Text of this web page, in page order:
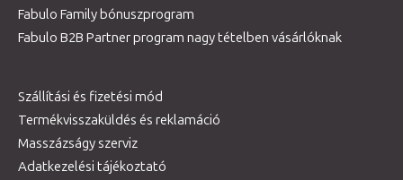
Fabulo Family bónuszprogram
Fabulo B2B Partner program nagy tételben vásárlóknak
Szállítási és fizetési mód
Termékvisszaküldés és reklamáció
Masszázságy szerviz
Adatkezelési tájékoztató